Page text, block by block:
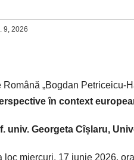
9, 2026
Română „Bogdan Petriceicu-
în context
univ. Georgeta Cîșlaru,
loc miercuri, 17 iunie 2026,